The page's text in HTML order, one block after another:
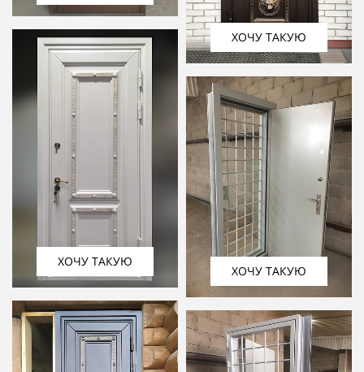
ХОЧУ ТАКУЮ
ХОЧУ ТАКУЮ
ХОЧУ ТАКУЮ